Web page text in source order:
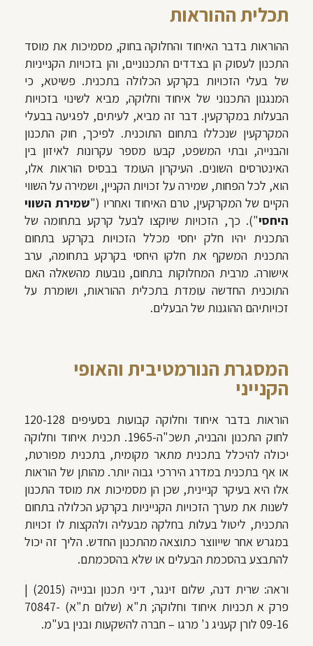
תכלית ההוראות
ההוראות בדבר האיחוד והחלוקה בחוק, מסמיכות את מוסד
התכנון לעסוק הן בצדדים התכנוניים, והן בזכויות הקנייניות
של בעלי הזכויות בקרקע הכלולה בתכנית. פשיטא, כי
המנגנון התכנוני של איחוד וחלוקה, מביא לשינוי בזכויות
הבעלות במקרקעין. דבר זה מביא, לעיתים, לפגיעה בבעלי
המקרקעין שנכללו בתחום התוכנית. לפיכך, חוק התכנון
והבנייה, ובתי המשפט, קבעו מספר עקרונות לאיזון בין
האינטרסים השונים. העיקרון העומד בבסיס הוראות אלו,
הוא, לכל הפחות, שמירה על זכויות הקניין, ושמירה על השווי
הקיים של המקרקעין, טרם האיחוד ואחריו ("שמירת השווי
היחסי"). כך, הזכויות שיוקצו לבעל קרקע בתחומה של
התכנית יהיו חלק יחסי מכלל הזכויות בקרקע בתחום
התכנית המשקף את חלקו היחסי בקרקע בתחומה, ערב
אישורה. מרבית המחלוקות בתחום, נובעות מהשאלה האם
התוכנית החדשה עומדת בתכלית ההוראות, ושומרת על
זכויותיהם ההוגנות של הבעלים.
המסגרת הנורמטיבית והאופי
הקנייני
הוראות בדבר איחוד וחלוקה קבועות בסעיפים 120-128
לחוק התכנון והבניה, תשכ"ה-1965. תכנית איחוד וחלוקה
יכולה להיכלל בתכנית מתאר מקומית, בתכנית מפורטת,
או אף בתכנית במדרג היררכי גבוה יותר. מהותן של הוראות
אלו היא בעיקר קניינית, שכן הן מסמיכות את מוסד התכנון
לשנות את מערך הזכויות הקנייניות בקרקע הכלולה בתחום
התכנית, ליטול בעלות בחלקה מבעליה ולהקצות לו זכויות
במגרש אחר שייווצר כתוצאה מהתכנון החדש. הליך זה יכול
להתבצע בהסכמת הבעלים או שלא בהסכמתם.
וראה: שרית דנה, שלום זינגר, דיני תכנון ובנייה (2015) |
פרק א תכניות איחוד וחלוקה; ת"א (שלום ת"א) 70847-
09-16 לורן קעניג נ' מרגו – חברה להשקעות ובנין בע"מ.